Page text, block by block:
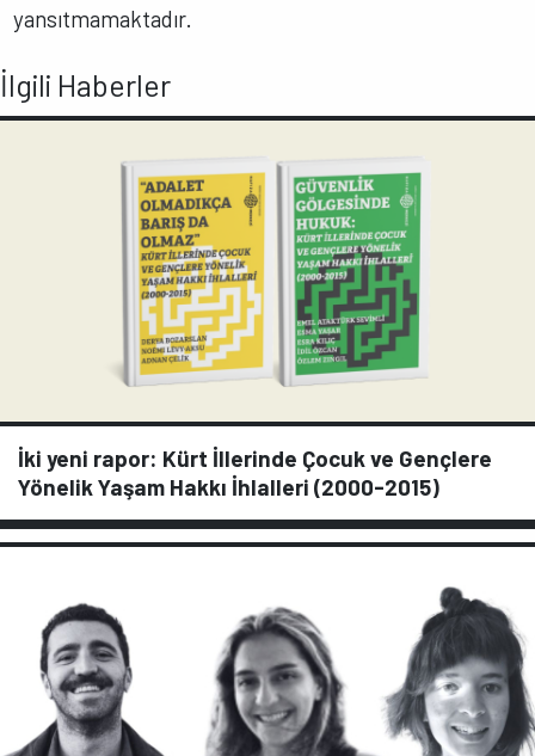
yansıtmamaktadır.
İlgili Haberler
İki yeni rapor: Kürt İllerinde Çocuk ve Gençlere
Yönelik Yaşam Hakkı İhlalleri (2000-2015)